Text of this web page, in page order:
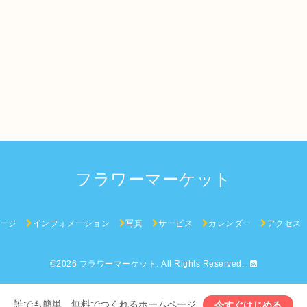
フラワーマーケット
ジ インフォメーション 写真 サービス カレンダー アクセス
©2026 フラワーマーケット . All Rights Reserved.
誰でも簡単、無料でつくれるホームページ 今すぐはじめる